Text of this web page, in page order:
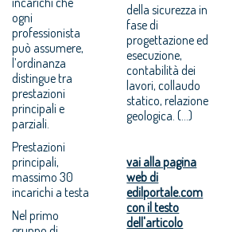
ogni
professionista
può assumere,
l’ordinanza
distingue tra
prestazioni
principali e
parziali.
Prestazioni
principali,
massimo 30
incarichi a testa
Nel primo
della sicurezza in
fase di
progettazione ed
esecuzione,
contabilità dei
lavori, collaudo
statico, relazione
geologica. (...)
vai alla pagina
web di
edilportale.com
con il testo
dell'articolo